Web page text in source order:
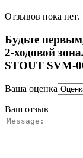
Отзывов пока нет.
Будьте
2-ходовой
STOUT SVM-
Ваша оценка
Ваш отзыв